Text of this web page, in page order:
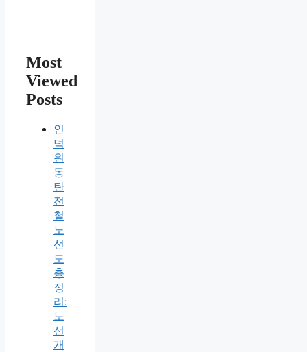
Most
Viewed
Posts
인
덕
원
동
탄
전
철
노
선
도
총
정
리:
노
선
개